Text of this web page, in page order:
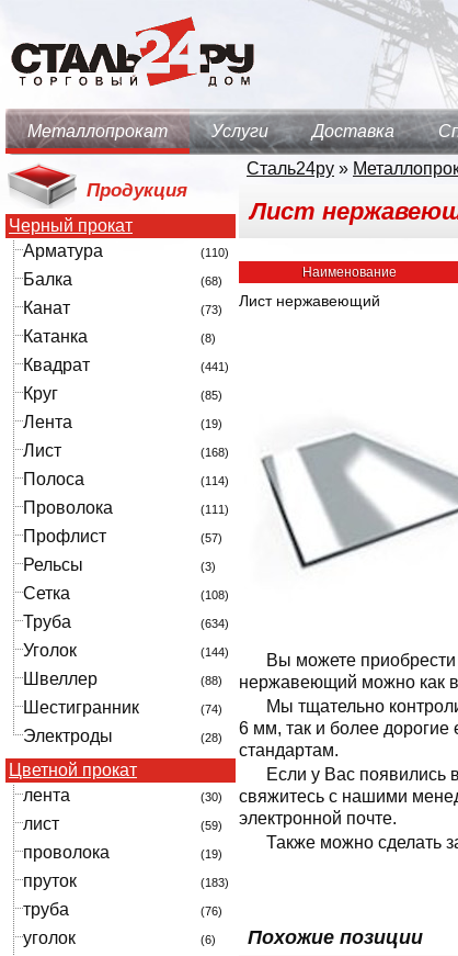
Металлопрокат Услуги Доставка
Продукция
Черный прокат
Арматура
(110)
Балка (68)
Канат (73)
Катанка (8)
Квадрат (441)
Круг (85)
Лента (19)
Лист (168)
Полоса (114)
Проволока (111)
Профлист (57)
Рельсы (3)
Сетка (108)
Труба (634)
Уголок (144)
Швеллер (88)
Шестигранник (74)
Электроды (28)
Цветной прокат
лента
(30)
лист (59)
проволока (19)
пруток (183)
труба (76)
уголок (6)
Сталь24ру »
Лист
Наименование
Лист нержавеющий
Вы можете
нержавеющий можно как в
Мы тщательно
6 мм, так и более дорогие
стандартам.
Если у Вас появились
свяжитесь с нашими
электронной почте.
Также можно сделать
Похожие позиции